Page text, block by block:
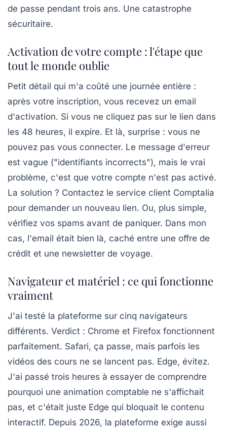
de passe pendant trois ans. Une catastrophe
sécuritaire.
Activation de votre compte : l'étape que
tout le monde oublie
Petit détail qui m'a coûté une journée entière :
après votre inscription, vous recevez un email
d'activation. Si vous ne cliquez pas sur le lien dans
les 48 heures, il expire. Et là, surprise : vous ne
pouvez pas vous connecter. Le message d'erreur
est vague ("identifiants incorrects"), mais le vrai
problème, c'est que votre compte n'est pas activé.
La solution ? Contactez le service client Comptalia
pour demander un nouveau lien. Ou, plus simple,
vérifiez vos spams avant de paniquer. Dans mon
cas, l'email était bien là, caché entre une offre de
crédit et une newsletter de voyage.
Navigateur et matériel : ce qui fonctionne
vraiment
J'ai testé la plateforme sur cinq navigateurs
différents. Verdict : Chrome et Firefox fonctionnent
parfaitement. Safari, ça passe, mais parfois les
vidéos des cours ne se lancent pas. Edge, évitez.
J'ai passé trois heures à essayer de comprendre
pourquoi une animation comptable ne s'affichait
pas, et c'était juste Edge qui bloquait le contenu
interactif. Depuis 2026, la plateforme exige aussi